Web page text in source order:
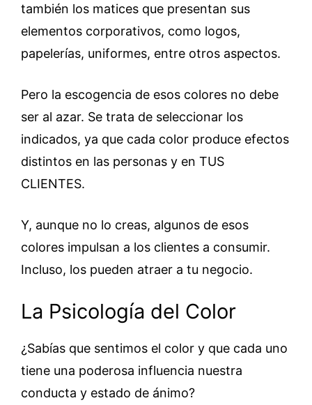
también los matices que presentan sus
elementos corporativos, como logos,
papelerías, uniformes, entre otros aspectos.
Pero la escogencia de esos colores no debe
ser al azar. Se trata de seleccionar los
indicados, ya que cada color produce efectos
distintos en las personas y en TUS
CLIENTES.
Y, aunque no lo creas, algunos de esos
colores impulsan a los clientes a consumir.
Incluso, los pueden atraer a tu negocio.
La Psicología del Color
¿Sabías que sentimos el color y que cada uno
tiene una poderosa influencia nuestra
conducta y estado de ánimo?